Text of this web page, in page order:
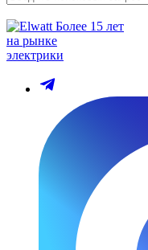
Более 15 лет
на рынке
электрики